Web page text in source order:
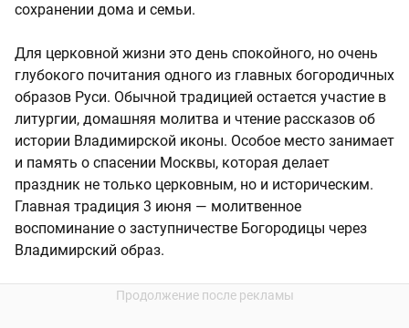
сохранении дома и семьи.
Для церковной жизни это день спокойного, но очень
глубокого почитания одного из главных богородичных
образов Руси. Обычной традицией остается участие в
литургии, домашняя молитва и чтение рассказов об
истории Владимирской иконы. Особое место занимает
и память о спасении Москвы, которая делает
праздник не только церковным, но и историческим.
Главная традиция 3 июня — молитвенное
воспоминание о заступничестве Богородицы через
Владимирский образ.